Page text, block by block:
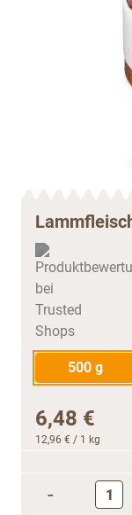
500 g
6,48 €
12,96 € / 1 kg
-